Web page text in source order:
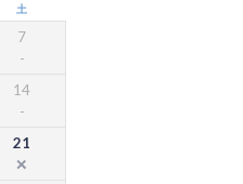
土
7
14
21